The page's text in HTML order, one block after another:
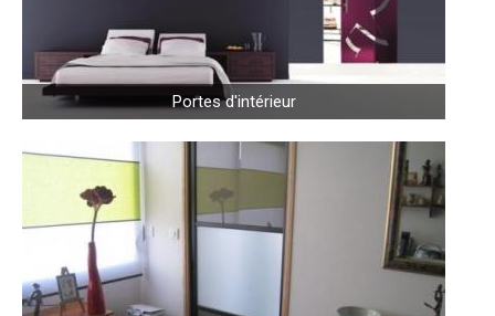
Portes d'intérieur